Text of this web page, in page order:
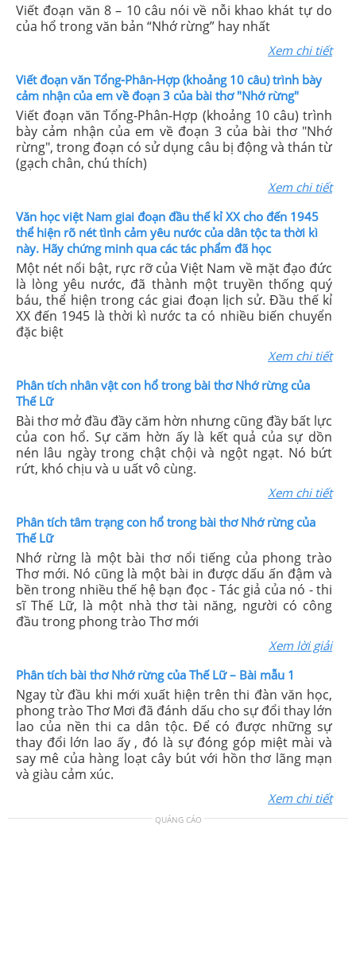
Viết đoạn văn 8 – 10 câu nói về nỗi khao khát tự do
của hổ trong văn bản “Nhớ rừng” hay nhất
Xem chi tiết
Viết đoạn văn Tổng-Phân-Hợp (khoảng 10 câu) trình bày
cảm nhận của em về đoạn 3 của bài thơ "Nhớ rừng"
Viết đoạn văn Tổng-Phân-Hợp (khoảng 10 câu) trình
bày cảm nhận của em về đoạn 3 của bài thơ "Nhớ
rừng", trong đoạn có sử dụng câu bị động và thán từ
(gạch chân, chú thích)
Xem chi tiết
Văn học việt Nam giai đoạn đầu thế kỉ XX cho đến 1945
thể hiện rõ nét tình cảm yêu nước của dân tộc ta thời kì
này. Hãy chứng minh qua các tác phẩm đã học
Một nét nổi bật, rực rỡ của Việt Nam về mặt đạo đức
là lòng yêu nước, đã thành một truyền thống quý
báu, thể hiện trong các giai đoạn lịch sử. Đầu thế kỉ
XX đến 1945 là thời kì nước ta có nhiều biến chuyển
đặc biệt
Xem chi tiết
Phân tích nhân vật con hổ trong bài thơ Nhớ rừng của
Thế Lữ
Bài thơ mở đầu đầy căm hờn nhưng cũng đầy bất lực
của con hổ. Sự căm hờn ấy là kết quả của sự dồn
nén lâu ngày trong chật chội và ngột ngạt. Nó bứt
rứt, khó chịu và u uất vô cùng.
Xem chi tiết
Phân tích tâm trạng con hổ trong bài thơ Nhớ rừng của
Thế Lữ
Nhớ rừng là một bài thơ nổi tiếng của phong trào
Thơ mới. Nó cũng là một bài in được dấu ấn đậm và
bền trong nhiều thế hệ bạn đọc - Tác giả của nó - thi
sĩ Thế Lữ, là một nhà thơ tài năng, người có công
đầu trong phong trào Thơ mới
Xem lời giải
Phân tích bài thơ Nhớ rừng của Thế Lữ – Bài mẫu 1
Ngay từ đầu khi mới xuất hiện trên thi đàn văn học,
phong trào Thơ Mơi đã đánh dấu cho sự đổi thay lớn
lao của nền thi ca dân tộc. Để có được những sự
thay đổi lớn lao ấy , đó là sự đóng góp miệt mài và
say mê của hàng loạt cây bút với hồn thơ lãng mạn
và giàu cảm xúc.
Xem chi tiết
QUẢNG CÁO